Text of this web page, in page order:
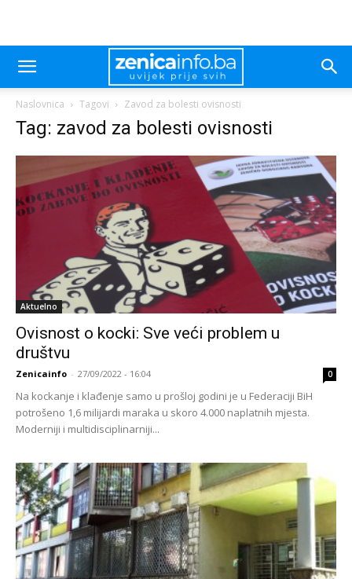
Naslovnica Tagovi Zavod za bolesti ovisnosti
Tag: zavod za bolesti ovisnosti
Aktuelno
Ovisnost o kocki: Sve veći problem u
društvu
Zenicainfo - 27/09/2022 - 16:04 0
Na kockanje i klađenje samo u prošloj godini je u Federaciji BiH
potrošeno 1,6 milijardi maraka u skoro 4.000 naplatnih mjesta.
Moderniji i multidisciplinarniji...